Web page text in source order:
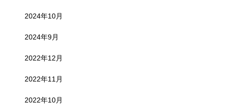
2024年10月
2024年9月
2022年12月
2022年11月
2022年10月